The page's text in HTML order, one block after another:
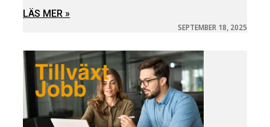
LÄS MER »
SEPTEMBER 18, 2025